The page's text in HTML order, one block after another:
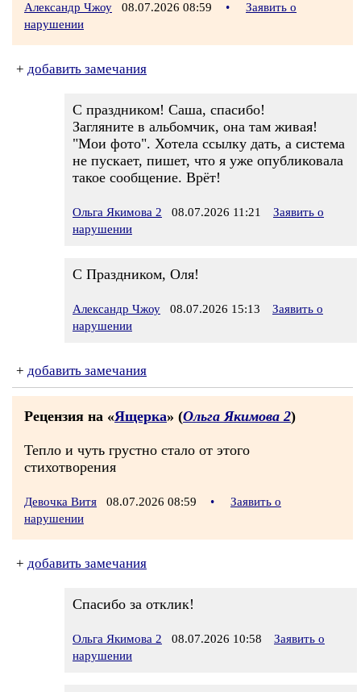
Александр Чжоу 08.07.2026 08:59 •
Заявить о
нарушении
+ добавить замечания
С праздником! Саша, спасибо!
Загляните в альбомчик, она там живая!
"Мои фото". Хотела ссылку дать, а система
не пускает, пишет, что я уже опубликовала
такое сообщение. Врёт!
Ольга Якимова 2 08.07.2026 11:21
Заявить о
нарушении
С Праздником, Оля!
Александр Чжоу 08.07.2026 15:13
Заявить о
нарушении
+ добавить замечания
Рецензия на «Ящерка» (Ольга Якимова 2)
Тепло и чуть грустно стало от этого
стихотворения
Девочка Витя 08.07.2026 08:59 •
Заявить о
нарушении
+ добавить замечания
Спасибо за отклик!
Ольга Якимова 2 08.07.2026 10:58
Заявить о
нарушении